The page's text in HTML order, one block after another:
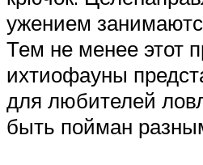
ужением
Тем не менее этот
ихтиофауны
для любителей
быть пойман